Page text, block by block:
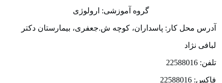
گروه آموزشی: ارولوژی
آدرس محل کار: پاسداران، کوچه ش.جعفری، بیمارستان دکتر
لبافی نژاد
تلفن: 22588016
فاکس: 22588016